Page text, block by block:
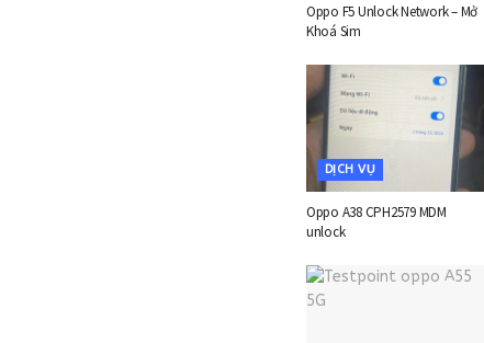
Oppo F5 Unlock Network – Mở
Khoá Sim
DỊCH VỤ
Oppo A38 CPH2579 MDM
unlock